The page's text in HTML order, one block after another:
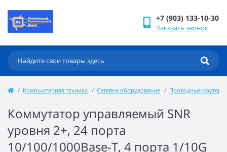
+7 (903) 133-10-30
Заказать звонок
Компьютерная техника Сетевое оборудование Проводные
Коммутатор управляемый SNR
уровня 2+, 24 порта
10/100/1000Base-T, 4 порта 1/10G